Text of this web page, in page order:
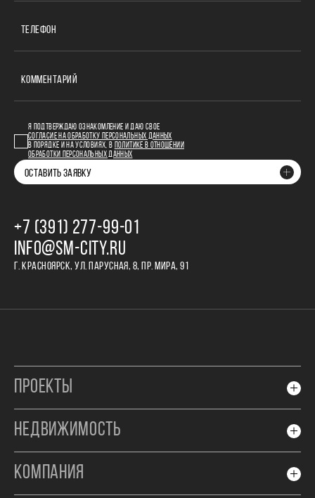
ТЕЛЕФОН
КОММЕНТАРИЙ
Я ПОДТВЕРЖДАЮ ОЗНАКОМЛЕНИЕ И ДАЮ СВОЕ
СОГЛАСИЕ НА ОБРАБОТКУ ПЕРСОНАЛЬНЫХ ДАННЫХ
В ПОРЯДКЕ И НА УСЛОВИЯХ, В
ПОЛИТИКЕ В ОТНОШЕНИИ
ОБРАБОТКИ ПЕРСОНАЛЬНЫХ ДАННЫХ
ОСТАВИТЬ ЗАЯВКУ
+7 (391) 277‒99‒01
INFO@SM-CITY.RU
Г. КРАСНОЯРСК, УЛ. ПАРУСНАЯ, 8, ПР. МИРА, 91
ПРОЕКТЫ
НЕДВИЖИМОСТЬ
КОМПАНИЯ